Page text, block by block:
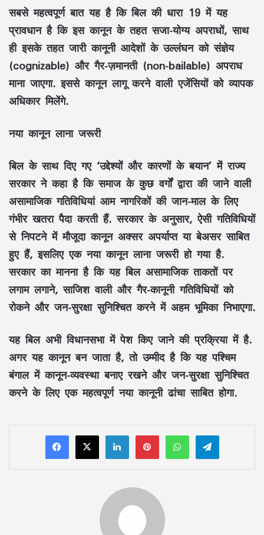
सबसे महत्वपूर्ण बात यह है कि बिल की धारा 19 में यह
प्रावधान है कि इस कानून के तहत सजा-योग्य अपराधों, साथ
ही इसके तहत जारी कानूनी आदेशों के उल्लंघन को संज्ञेय
(cognizable) और गैर-ज़मानती (non-bailable) अपराध
माना जाएगा. इससे कानून लागू करने वाली एजेंसियों को व्यापक
अधिकार मिलेंगे.
नया कानून लाना जरूरी
बिल के साथ दिए गए ‘उद्देश्यों और कारणों के बयान’ में राज्य
सरकार ने कहा है कि समाज के कुछ वर्गों द्वारा की जाने वाली
असामाजिक गतिविधियां आम नागरिकों की जान-माल के लिए
गंभीर खतरा पैदा करती हैं. सरकार के अनुसार, ऐसी गतिविधियों
से निपटने में मौजूदा कानून अक्सर अपर्याप्त या बेअसर साबित
हुए हैं, इसलिए एक नया कानून लाना जरूरी हो गया है.
सरकार का मानना ​​है कि यह बिल असामाजिक ताकतों पर
लगाम लगाने, साजिश वाली और गैर-कानूनी गतिविधियों को
रोकने और जन-सुरक्षा सुनिश्चित करने में अहम भूमिका निभाएगा.
यह बिल अभी विधानसभा में पेश किए जाने की प्रक्रिया में है.
अगर यह कानून बन जाता है, तो उम्मीद है कि यह पश्चिम
बंगाल में कानून-व्यवस्था बनाए रखने और जन-सुरक्षा सुनिश्चित
करने के लिए एक महत्वपूर्ण नया कानूनी ढांचा साबित होगा.
LinkedInPinterestWhatsAppTelegram